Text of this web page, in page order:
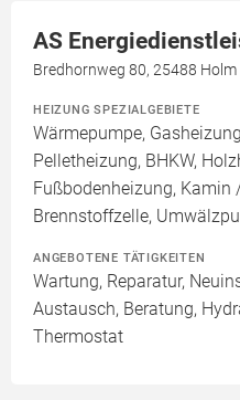
AS
Bredhornweg 80, 25488
HEIZUNG SPEZIALGEBIETE
Wärmepumpe,
Pelletheizung, BHKW,
Fußbodenheizung, Kamin
Brennstoffzelle,
ANGEBOTENE TÄTIGKEITEN
Wartung, Reparatur,
Austausch, Beratung,
Thermostat